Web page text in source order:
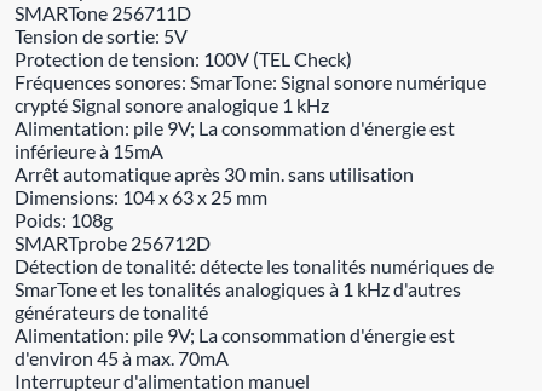
SMARTone 256711D
Tension de sortie: 5V
Protection de tension: 100V (TEL Check)
Fréquences sonores: SmarTone: Signal sonore numérique
crypté Signal sonore analogique 1 kHz
Alimentation: pile 9V; La consommation d'énergie est
inférieure à 15mA
Arrêt automatique après 30 min. sans utilisation
Dimensions: 104 x 63 x 25 mm
Poids: 108g
SMARTprobe 256712D
Détection de tonalité: détecte les tonalités numériques de
SmarTone et les tonalités analogiques à 1 kHz d'autres
générateurs de tonalité
Alimentation: pile 9V; La consommation d'énergie est
d'environ 45 à max. 70mA
Interrupteur d'alimentation manuel